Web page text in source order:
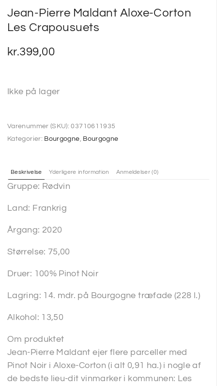
Jean-Pierre Maldant Aloxe-Corton
Les Crapousuets
kr.399,00
Ikke på lager
Varenummer (SKU):03710611935
Kategorier: Bourgogne, Bourgogne
Beskrivelse Yderligere information Anmeldelser (0)
Gruppe: Rødvin
Land: Frankrig
Årgang: 2020
Størrelse: 75,00
Druer: 100% Pinot Noir
Lagring: 14. mdr. på Bourgogne træfade (228 l.)
Alkohol: 13,50
Om produktet
Jean-Pierre Maldant ejer flere parceller med
Pinot Noir i Aloxe-Corton (i alt 0,91 ha.) i nogle af
de bedste lieu-dit vinmarker i kommunen: Les